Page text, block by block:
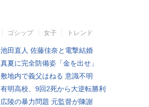
ゴシップ 女子 トレンド
池田直人 佐藤佳奈と電撃結婚
真夏に完全防備姿「金を出せ」
敷地内で義父はねる 意識不明
有明高校、9回2死から大逆転勝利
広陵の暴力問題 元監督が陳謝